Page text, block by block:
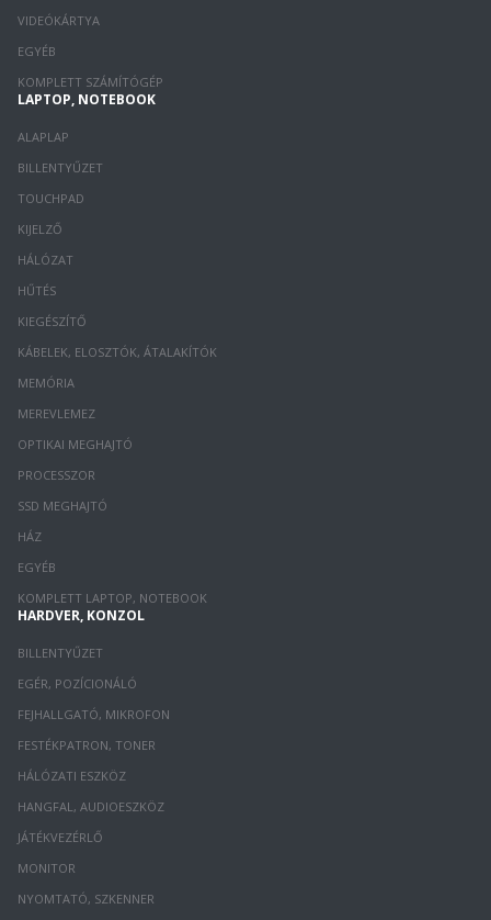
VIDEÓKÁRTYA
EGYÉB
KOMPLETT SZÁMÍTÓGÉP
LAPTOP, NOTEBOOK
ALAPLAP
BILLENTYŰZET
TOUCHPAD
KIJELZŐ
HÁLÓZAT
HŰTÉS
KIEGÉSZÍTŐ
KÁBELEK, ELOSZTÓK, ÁTALAKÍTÓK
MEMÓRIA
MEREVLEMEZ
OPTIKAI MEGHAJTÓ
PROCESSZOR
SSD MEGHAJTÓ
HÁZ
EGYÉB
KOMPLETT LAPTOP, NOTEBOOK
HARDVER, KONZOL
BILLENTYŰZET
EGÉR, POZÍCIONÁLÓ
FEJHALLGATÓ, MIKROFON
FESTÉKPATRON, TONER
HÁLÓZATI ESZKÖZ
HANGFAL, AUDIOESZKÖZ
JÁTÉKVEZÉRLŐ
MONITOR
NYOMTATÓ, SZKENNER